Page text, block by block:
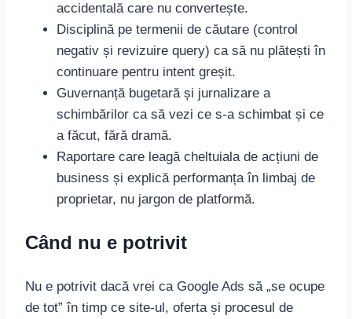
accidentală care nu convertește.
Disciplină pe termenii de căutare (control
negativ și revizuire query) ca să nu plătești în
continuare pentru intent greșit.
Guvernanță bugetară și jurnalizare a
schimbărilor ca să vezi ce s-a schimbat și ce
a făcut, fără dramă.
Raportare care leagă cheltuiala de acțiuni de
business și explică performanța în limbaj de
proprietar, nu jargon de platformă.
Când nu e potrivit
Nu e potrivit dacă vrei ca Google Ads să „se ocupe
de tot” în timp ce site-ul, oferta și procesul de